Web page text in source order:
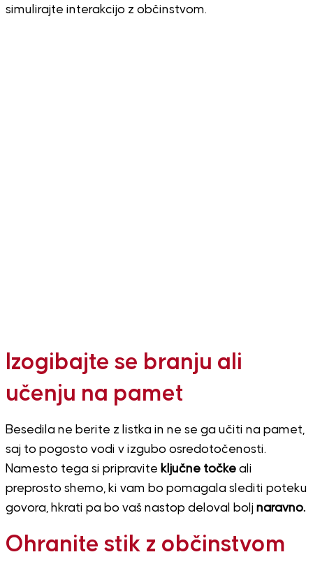
simulirajte interakcijo z občinstvom.
Izogibajte se branju ali
učenju na pamet
Besedila ne berite z listka in ne se ga učiti na pamet,
saj to pogosto vodi v izgubo osredotočenosti.
Namesto tega si pripravite ključne točkeali
preprosto shemo, ki vam bo pomagala slediti poteku
govora, hkrati pa bo vaš nastop deloval bolj naravno.
Ohranite stik z občinstvom